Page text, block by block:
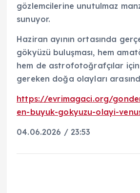
gözlemcilerine unutulmaz
sunuyor.
Haziran ayının ortasında
gökyüzü buluşması, hem
hem de astrofotoğrafçılar için
gereken doğa olayları
https://evrimagaci.org/
en-buyuk-gokyuzu-olayi-
04.06.2026 / 23:53